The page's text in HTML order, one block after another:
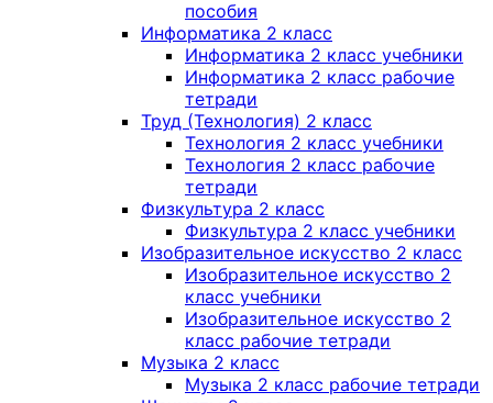
пособия
Информатика 2 класс
Информатика 2 класс учебники
Информатика 2 класс рабочие
тетради
Труд (Технология) 2 класс
Технология 2 класс учебники
Технология 2 класс рабочие
тетради
Физкультура 2 класс
Физкультура 2 класс учебники
Изобразительное искусство 2 класс
Изобразительное искусство 2
класс учебники
Изобразительное искусство 2
класс рабочие тетради
Музыка 2 класс
Музыка 2 класс рабочие тетради